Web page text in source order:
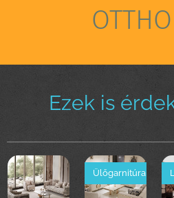
Ezek is
Ülőgarnitúra